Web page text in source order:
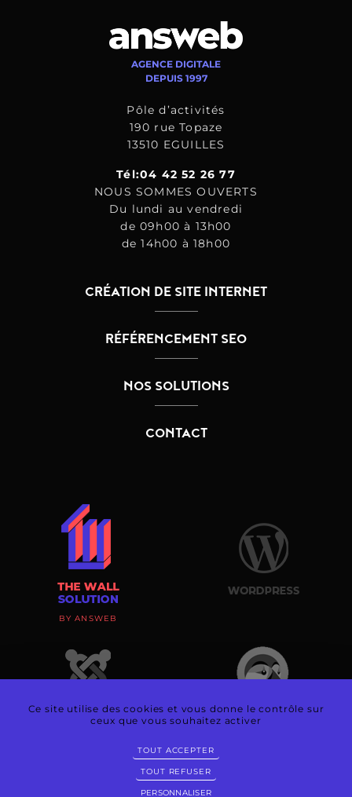
AGENCE DIGITALE
DEPUIS 1997
Pôle d’activités
190 rue Topaze
13510 EGUILLES
Tél:04 42 52 26 77
NOUS SOMMES OUVERTS
Du lundi au vendredi
de 09h00 à 13h00
de 14h00 à 18h00
CRÉATION DE SITE INTERNET
RÉFÉRENCEMENT SEO
NOS SOLUTIONS
CONTACT
BY ANSWEB
Ce site utilise des cookies et vous donne le contrôle sur
ceux que vous souhaitez activer
TOUT ACCEPTER
TOUT REFUSER
PERSONNALISER